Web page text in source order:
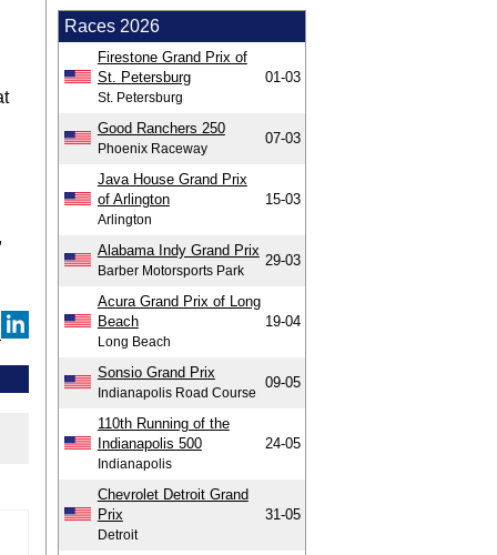
Races 2026
Firestone Grand Prix of
St. Petersburg
St. Petersburg
01-03
Good Ranchers 250
Phoenix Raceway
07-03
Java House Grand Prix
of Arlington
Arlington
15-03
Alabama Indy Grand Prix
Barber Motorsports Park
29-03
Acura Grand Prix of Long
Beach
Long Beach
19-04
Sonsio Grand Prix
Indianapolis Road Course
09-05
110th Running of the
Indianapolis 500
Indianapolis
24-05
Chevrolet Detroit Grand
Prix
Detroit
31-05